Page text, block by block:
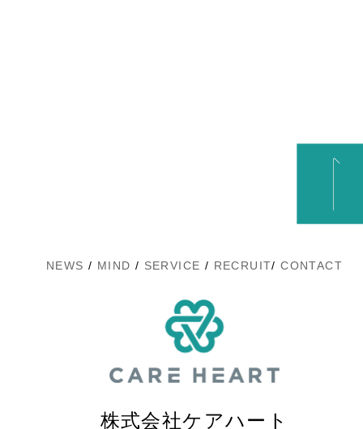
NEWS / MIND / SERVICE / RECRUIT/CONTACT
株式会社ケアハート